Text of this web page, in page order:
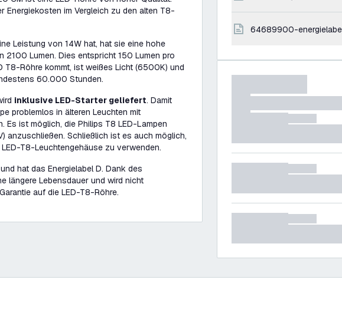
Energiekosten im Vergleich zu den alten T8-
Leistung von 14W hat, hat sie eine hohe
2100 Lumen. Dies entspricht 150 Lumen pro
T8-Röhre kommt, ist weißes Licht (6500K) und
60.000 Stunden.
inklusive LED-Starter geliefert. Damit
problemlos in älteren Leuchten mit
Es ist möglich, die Philips T8 LED-Lampen
anzuschließen. Schließlich ist es auch möglich,
T8-Leuchtengehäuse zu verwenden.
hat das Energielabel D. Dank des
längere Lebensdauer und wird nicht
auf die LED-T8-Röhre.
64689900-